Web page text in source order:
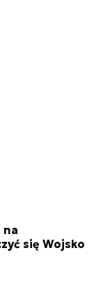
na
się Wojsko